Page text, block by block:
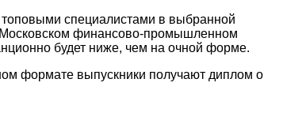
топовыми специалистами в выбранной
Московском финансово-промышленном
будет ниже, чем на очной форме.
формате выпускники получают диплом о